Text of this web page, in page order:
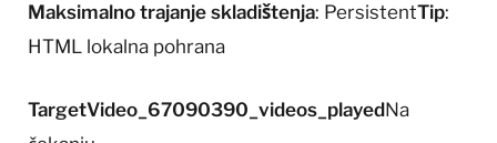
Maksimalno trajanje skladištenja: PersistentTip:
HTML lokalna pohrana
TargetVideo_67090390_videos_playedNa